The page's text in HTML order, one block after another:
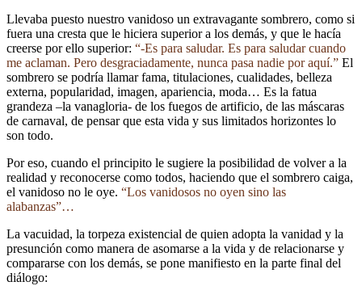
Llevaba puesto nuestro vanidoso un extravagante sombrero, como si
fuera una cresta que le hiciera superior a los demás, y que le hacía
creerse por ello superior: “-Es para saludar. Es para saludar cuando
me aclaman. Pero desgraciadamente, nunca pasa nadie por aquí.” El
sombrero se podría llamar fama, titulaciones, cualidades, belleza
externa, popularidad, imagen, apariencia, moda… Es la fatua
grandeza –la vanagloria- de los fuegos de artificio, de las máscaras
de carnaval, de pensar que esta vida y sus limitados horizontes lo
son todo.
Por eso, cuando el principito le sugiere la posibilidad de volver a la
realidad y reconocerse como todos, haciendo que el sombrero caiga,
el vanidoso no le oye. “Los vanidosos no oyen sino las
alabanzas”…
La vacuidad, la torpeza existencial de quien adopta la vanidad y la
presunción como manera de asomarse a la vida y de relacionarse y
compararse con los demás, se pone manifiesto en la parte final del
diálogo: